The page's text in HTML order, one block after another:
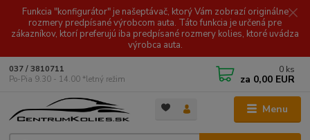
Funkcia "konfigurátor" je našeptávač, ktorý Vám zobrazí originálne
rozmery predpísané výrobcom auta. Táto funkcia je určená pre
zákazníkov, ktorí preferujú iba predpísané rozmery kolies, ktoré uvádza
výrobca auta.
Menu
037 / 3810711
Po-Pia 9.30 - 14.00 *letný režim
0 ks
za 0,00 EUR